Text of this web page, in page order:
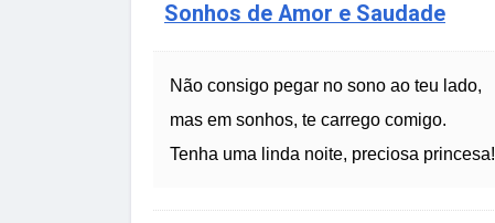
Sonhos de Amor e Saudade
Não consigo pegar no sono ao teu lado,
mas em sonhos, te carrego comigo.
Tenha uma linda noite, preciosa princesa!